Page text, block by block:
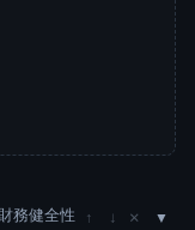
務健全性 ↑ ↓ ×